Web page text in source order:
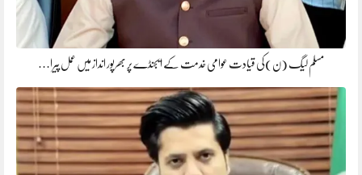
مسلم لیگ (ن)کی قیادت عوامی خدمت کے ایجنڈے پر بھرپور انداز میں عمل پیرا…